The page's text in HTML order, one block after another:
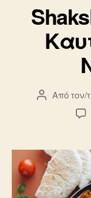
Συντάκτης
Από τον/